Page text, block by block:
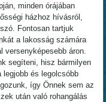
minden órájában
házhoz hívásról,
Fontosan tartjuk
a lakosság számára
versenyképesebb áron.
segíteni, hisz bármilyen
legjobb és legolcsóbb
így Önnek sem az
után való rohangálás